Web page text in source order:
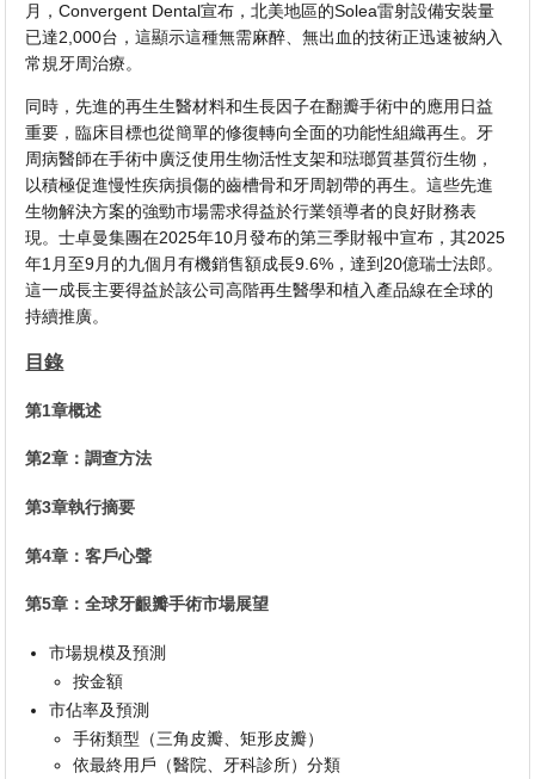
月，Convergent Dental宣布，北美地區的Solea雷射設備安裝量
已達2,000台，這顯示這種無需麻醉、無出血的技術正迅速被納入
常規牙周治療。
同時，先進的再生生醫材料和生長因子在翻瓣手術中的應用日益
重要，臨床目標也從簡單的修復轉向全面的功能性組織再生。牙
周病醫師在手術中廣泛使用生物活性支架和琺瑯質基質衍生物，
以積極促進慢性疾病損傷的齒槽骨和牙周韌帶的再生。這些先進
生物解決方案的強勁市場需求得益於行業領導者的良好財務表
現。士卓曼集團在2025年10月發布的第三季財報中宣布，其2025
年1月至9月的九個月有機銷售額成長9.6%，達到20億瑞士法郎。
這一成長主要得益於該公司高階再生醫學和植入產品線在全球的
持續推廣。
目錄
第1章概述
第2章：調查方法
第3章執行摘要
第4章：客戶心聲
第5章：全球牙齦瓣手術市場展望
市場規模及預測
按金額
市佔率及預測
手術類型（三角皮瓣、矩形皮瓣）
依最終用戶（醫院、牙科診所）分類